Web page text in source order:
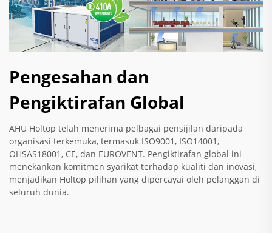
Pengesahan dan
Pengiktirafan Global
AHU Holtop telah menerima pelbagai pensijilan daripada
organisasi terkemuka, termasuk ISO9001, ISO14001,
OHSAS18001, CE, dan EUROVENT. Pengiktirafan global ini
menekankan komitmen syarikat terhadap kualiti dan inovasi,
menjadikan Holtop pilihan yang dipercayai oleh pelanggan di
seluruh dunia.